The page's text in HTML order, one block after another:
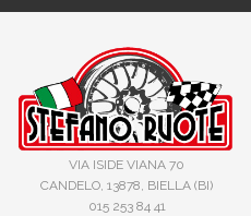
VIA ISIDE VIANA 70
CANDELO, 13878, BIELLA (BI)
015 253 84 41